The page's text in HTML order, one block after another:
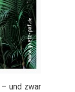
und zwar